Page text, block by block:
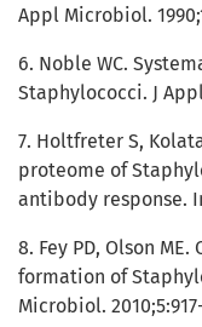
Appl Microbiol.
6. Noble WC.
Staphylococci. J
7. Holtfreter S,
proteome of
antibody response.
8. Fey PD, Olson
formation of
Microbiol.